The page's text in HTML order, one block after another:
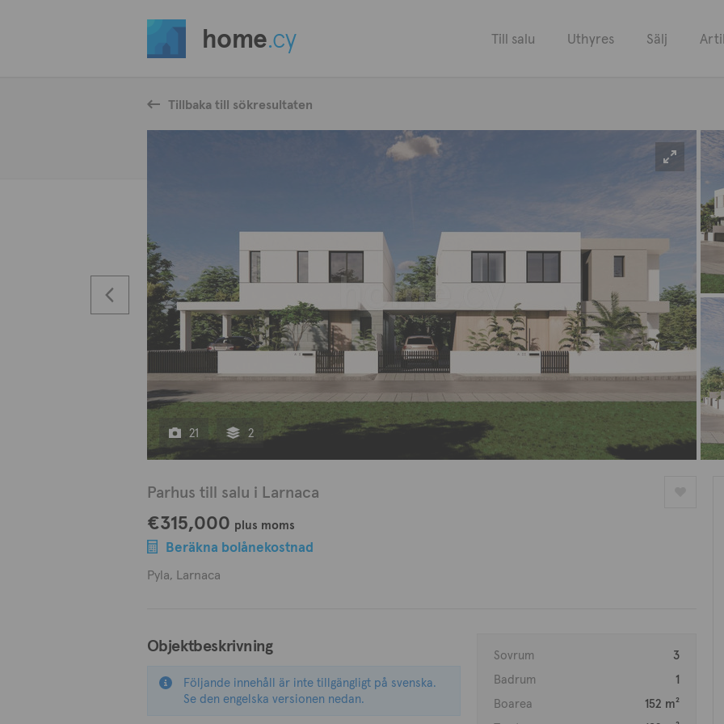
home.cy Till salu Uthyres Sälj
Tillbaka till sökresultaten
21 2
Parhus till salu i Larnaca
€315,000 plus moms
Beräkna bolånekostnad
Pyla, Larnaca
Objektbeskrivning
Följande innehåll är inte tillgängligt på svenska.
Se den engelska versionen nedan.
Sovrum
3
Badrum
1
Boarea
152 m²